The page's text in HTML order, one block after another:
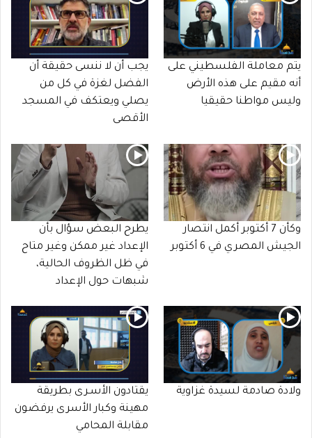
يتم معاملة الفلسطيني على
أنه مقيم على هذه الأرض
وليس مواطنا حقيقيا
يجب أن لا ننسى حقيقة أن
الفضل لغزة في كل من
يصلي ويعتكف في المسجد
الأقصى
وكأن 7 أكتوبر أكمل انتصار
الجيش المصري في 6 أكتوبر
يطرح البعض سؤال بأن
الإعداد غير ممكن وغير متاح
في ظل الظروف الحالية،
شبهات حول الإعداد
ولادة صادمة لسيدة غزاوية
يقتادون الأسـرى بطريقة
مهينة وكبار الأسرى يرفضون
مقابلة المحامي